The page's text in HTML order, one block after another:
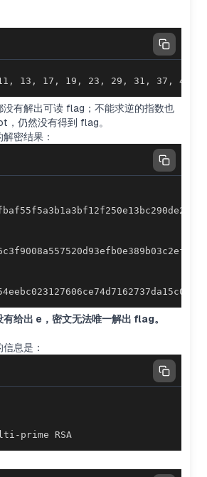
13, 17, 19, 23, 29, 31, 37, 41,
没有解出可读 flag；不能求逆的指数也
仍然没有得到 flag。
密结果：
有给出 e，密文无法唯一解出 flag。
息是：
prime RSA